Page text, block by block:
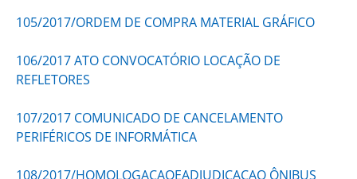
105/2017/ORDEM DE COMPRA MATERIAL GRÁFICO
106/2017 ATO CONVOCATÓRIO LOCAÇÃO DE
REFLETORES
107/2017 COMUNICADO DE CANCELAMENTO
PERIFÉRICOS DE INFORMÁTICA
108/2017/HOMOLOGACAOEADJUDICACAO ÔNIBUS